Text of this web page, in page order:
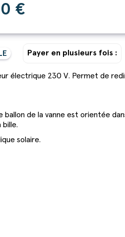
€
Payer en plusieurs fois :
électrique 230 V. Permet de
de la vanne est orientée
bille.
solaire.